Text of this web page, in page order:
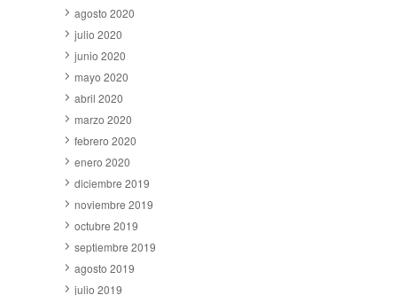
agosto 2020
julio 2020
junio 2020
mayo 2020
abril 2020
marzo 2020
febrero 2020
enero 2020
diciembre 2019
noviembre 2019
octubre 2019
septiembre 2019
agosto 2019
julio 2019